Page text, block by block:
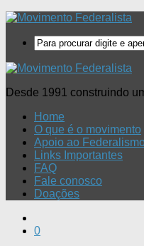
Desde 1991 construindo
Home
O que é o movimento
Apoio ao
Links Importantes
FAQ
Fale conosco
Doações
0